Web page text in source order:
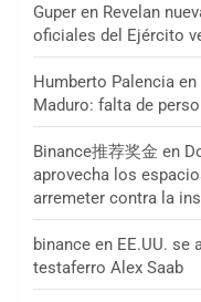
Guper en Revelan
oficiales del Ejército
Humberto Palencia en
Maduro: falta de
Binance推荐奖金 en
aprovecha los
arremeter contra la
binance en EE.UU. se
testaferro Alex Saab